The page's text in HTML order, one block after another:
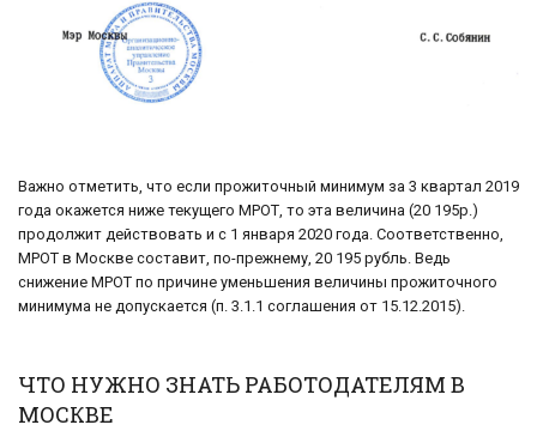
Важно отметить, что если прожиточный минимум за 3 квартал 2019
года окажется ниже текущего МРОТ, то эта величина (20 195р.)
продолжит действовать и с 1 января 2020 года. Соответственно,
МРОТ в Москве составит, по-прежнему, 20 195 рубль. Ведь
снижение МРОТ по причине уменьшения величины прожиточного
минимума не допускается (п. 3.1.1 соглашения от 15.12.2015).
ЧТО НУЖНО ЗНАТЬ РАБОТОДАТЕЛЯМ В
МОСКВЕ